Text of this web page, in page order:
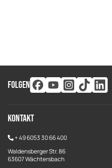
FOLGEN
Kontakt
+49 6053 30 66 400
Waldensberger Str. 86
63607 Wächtersbach